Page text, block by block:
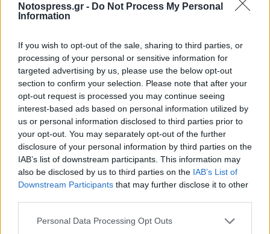
Notospress.gr - Do Not Process My Personal
Information
If you wish to opt-out of the sale, sharing to third parties, or
processing of your personal or sensitive information for
targeted advertising by us, please use the below opt-out
section to confirm your selection. Please note that after your
opt-out request is processed you may continue seeing
interest-based ads based on personal information utilized by
us or personal information disclosed to third parties prior to
your opt-out. You may separately opt-out of the further
disclosure of your personal information by third parties on the
IAB’s list of downstream participants. This information may
also be disclosed by us to third parties on the IAB’s List of
Downstream Participants that may further disclose it to other
Personal Data Processing Opt Outs
Δείτε όλη την εκπομπήΕΔΩ
Ακολουθήστε τοnotospress.gr στο Google Newsκαι
μάθετε πρώτοιόλες τις ειδήσεις